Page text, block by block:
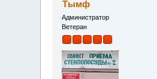
Тымф
Администратор
Ветеран